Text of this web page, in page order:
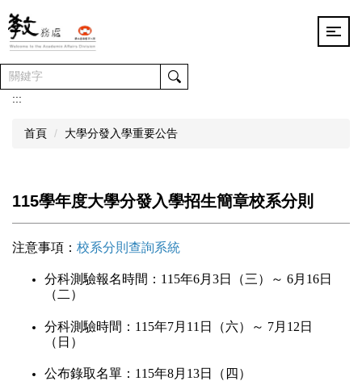
跳
到
主
要
內
容
:::
首頁 大學分發入學重要公告
115學年度大學分發入學招生簡章校系分則
注意事項： 校系分則查詢系統
分科測驗報名時間： 115年6月 3日（三）～ 6月 16日
（二）
分科測驗時間： 115年7月 11 日（六）～ 7月 12日
（日）
公布錄取名單： 115年8月 13日（四）